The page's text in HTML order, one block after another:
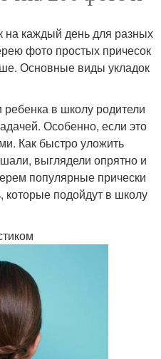
на каждый день для разных
фото простых причесок
Основные виды укладок
в школу родители
Особенно, если это
Как быстро уложить
выглядели опрятно и
популярные прически
подойдут в школу